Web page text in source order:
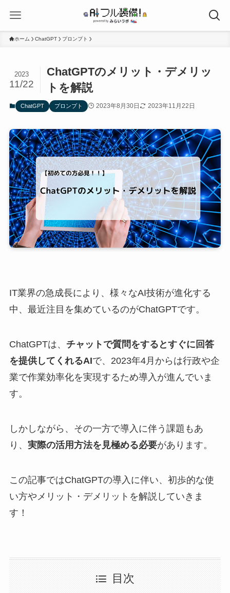
ホーム ChatGPT プロンプト
ChatGPTのメリット・デメリッ
トを解説
2023
11/22
ChatGPT プロンプト 2023年8月30日 2023年11月22日
IT業界の急成長により、様々なAI技術が進化する
中、最近注目を集めているのがChatGPTです。
ChatGPTは、 チャットで質問をするとすぐに回答
を提供してくれるAIで、2023年4月からは行政や企
業で作業効率化を実現するため導入が進んでいま
す。
しかしながら、その一方で導入に伴う課題もあ
り、 実際の活用方法を見極める必要があります。
この記事ではChatGPTの導入に伴い、初歩的な使
い方やメリット・デメリットを解説していきま
す！
目次